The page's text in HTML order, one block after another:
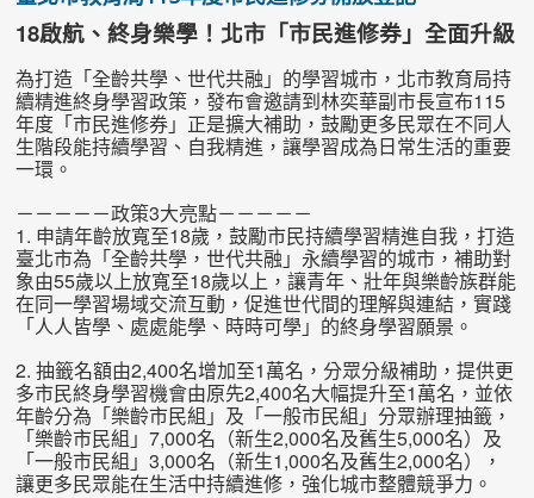
18啟航、終身樂學！北市「市民進修券」全面升級
為打造「全齡共學、世代共融」的學習城市，北市教育局持
續精進終身學習政策，發布會邀請到林奕華副市長宣布115
年度「市民進修券」正是擴大補助，鼓勵更多民眾在不同人
生階段能持續學習、自我精進，讓學習成為日常生活的重要
一環。
－－－－－政策3大亮點－－－－－
1. 申請年齡放寬至18歲，鼓勵市民持續學習精進自我，打造
臺北市為「全齡共學，世代共融」永續學習的城市，補助對
象由55歲以上放寬至18歲以上，讓青年、壯年與樂齡族群能
在同一學習場域交流互動，促進世代間的理解與連結，實踐
「人人皆學、處處能學、時時可學」的終身學習願景。
2. 抽籤名額由2,400名增加至1萬名，分眾分級補助，提供更
多市民終身學習機會由原先2,400名大幅提升至1萬名，並依
年齡分為「樂齡市民組」及「一般市民組」分眾辦理抽籤，
「樂齡市民組」7,000名（新生2,000名及舊生5,000名）及
「一般市民組」3,000名（新生1,000名及舊生2,000名），
讓更多民眾能在生活中持續進修，強化城市整體競爭力。